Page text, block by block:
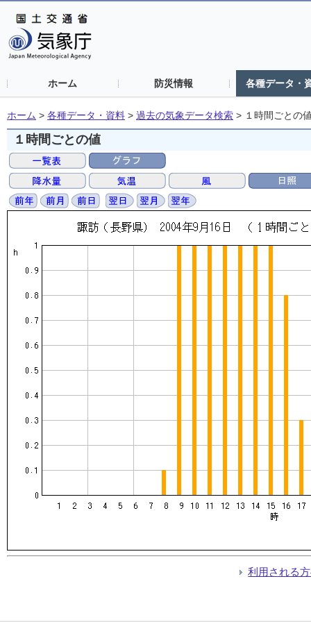
ホーム 防災情報 各種データ・
ホーム > 各種データ・資料 > 過去の気象データ検索 > １時間ごとの
１時間ごとの値
利用される